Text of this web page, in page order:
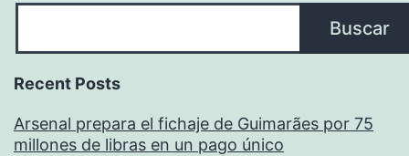
Buscar
Recent Posts
Arsenal prepara el fichaje de Guimarães por 75
millones de libras en un pago único